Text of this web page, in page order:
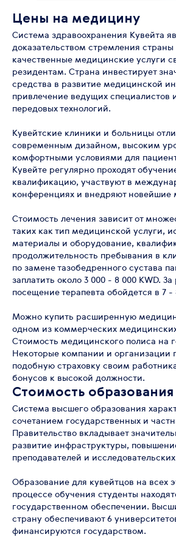
Цены на медицину
Система здравоохранения Кувейта
доказательством стремления страны
качественные медицинские услуги
резидентам. Страна инвестирует
средства в развитие медицинской
привлечение ведущих специалистов
передовых технологий.
Кувейтские клиники и больницы
современным дизайном, высоким
комфортными условиями для
Кувейте регулярно проходят
квалификацию, участвуют в
конференциях и внедряют новейшие
Стоимость лечения зависит от
таких как тип медицинской услуги,
материалы и оборудование,
продолжительность пребывания в
по замене тазобедренного сустава
заплатить около 3 000 - 8 000 KWD. За
посещение терапевта обойдется в 7 -
Можно купить расширенную
одном из коммерческих
Стоимость медицинского полиса на
Некоторые компании и организации
подобную страховку своим
бонусов к высокой должности.
Стоимость образования
Система высшего образования
сочетанием государственных и
Правительство вкладывает
развитие инфраструктуры,
преподавателей и
Образование для кувейтцов на всех
процессе обучения студенты
государственном обеспечении.
страну обеспечивают 6
финансируются государством.